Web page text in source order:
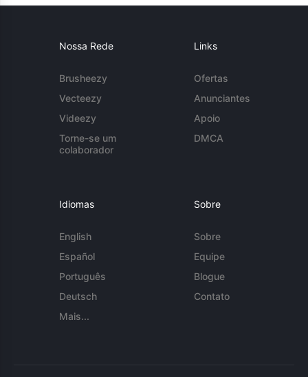
Nossa Rede
Brusheezy
Vecteezy
Videezy
Torne-se um
colaborador
Links
Ofertas
Anunciantes
Apoio
DMCA
Idiomas
English
Español
Português
Deutsch
Mais...
Sobre
Sobre
Equipe
Blogue
Contato